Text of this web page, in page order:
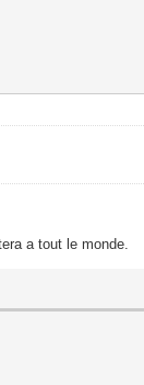
a tout le monde.